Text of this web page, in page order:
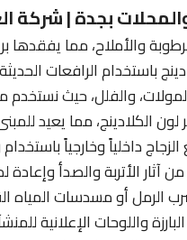
بجدة | شركة
والأملاح، مما يفقدها
باستخدام الرافعات
والفلل، حيث نستخدم
لون الكلادينج، مما يعيد
الزجاج داخلياً وخارجياً
آثار الأتربة والصدأ وإعادة
الرمل أو مسدسات المياه
واللوحات الإعلانية